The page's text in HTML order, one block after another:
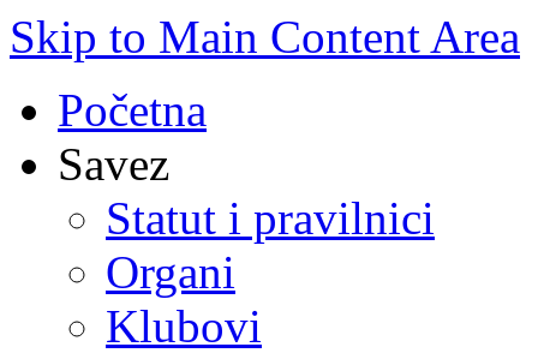
Skip to Main Content Area
Početna
Savez
Statut i pravilnici
Organi
Klubovi